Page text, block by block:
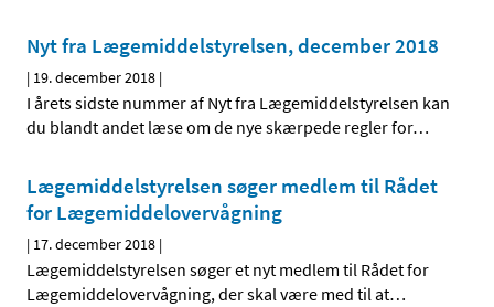
Nyt fra Lægemiddelstyrelsen, december 2018
| 19. december 2018 |
I årets sidste nummer af Nyt fra Lægemiddelstyrelsen kan
du blandt andet læse om de nye skærpede regler for…
Lægemiddelstyrelsen søger medlem til Rådet
for Lægemiddelovervågning
| 17. december 2018 |
Lægemiddelstyrelsen søger et nyt medlem til Rådet for
Lægemiddelovervågning, der skal være med til at…